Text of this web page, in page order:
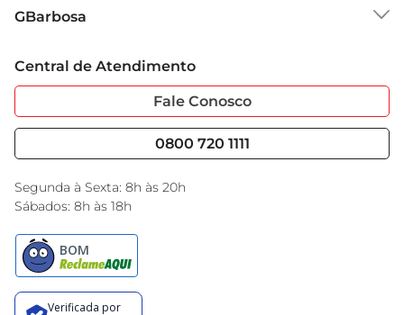
Grupo Cencosud
Sobre Privacidade
Portal do Fornecedo
Nossas Lojas
GBarbosa
Garantia Estendida
Serviços
Black Friday
Encarte do Dia
Central de Atendimento
Fale Conosco
0800 720 1111
Segunda à Sexta: 8h às 20h
Sábados: 8h às 18h